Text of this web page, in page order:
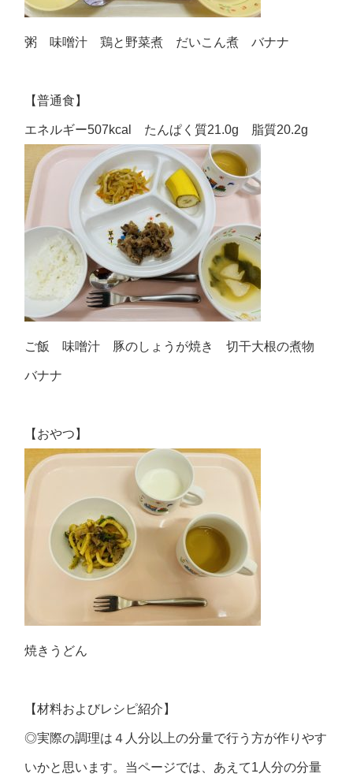
粥 味噌汁 鶏と野菜煮 だいこん煮 バナナ
【普通食】
エネルギー507kcal たんぱく質21.0g 脂質20.2g
ご飯 味噌汁 豚のしょうが焼き 切干大根の煮物
バナナ
【おやつ】
焼きうどん
【材料およびレシピ紹介】
◎実際の調理は４人分以上の分量で行う方が作りやす
いかと思います。当ページでは、あえて1人分の分量